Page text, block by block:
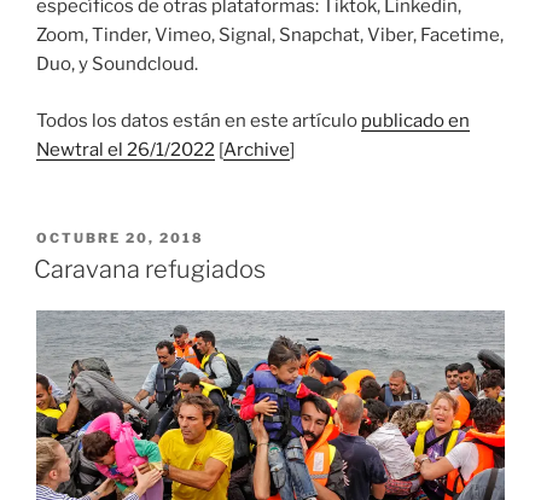
específicos de otras plataformas: Tiktok, Linkedin,
Zoom, Tinder, Vimeo, Signal, Snapchat, Viber, Facetime,
Duo, y Soundcloud.
Todos los datos están en este artículo publicado en
Newtral el 26/1/2022 [Archive]
PUBLICADO
EL
OCTUBRE 20, 2018
Caravana refugiados